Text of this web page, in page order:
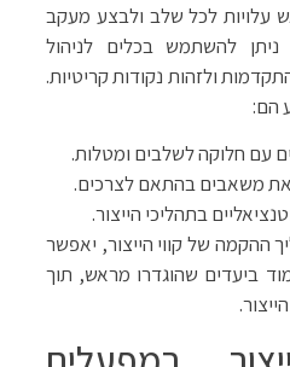
עלויות לכל שלב ולבצע מעקב
ניתן להשתמש בכלים לניהול
ולזהות נקודות קריטיות.
הם:
עם חלוקה לשלבים ומטלות.
משאבים בהתאם לצרכים.
בתהליכי הייצור.
ההקמה של קווי הייצור, יאפשר
ביעדים שהוגדרו מראש, תוך